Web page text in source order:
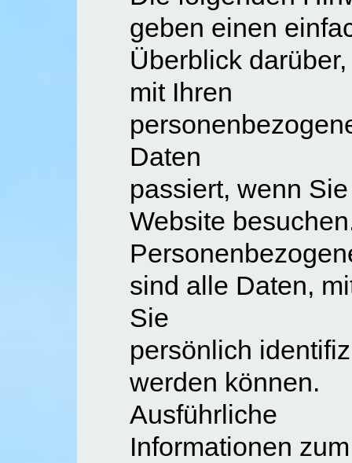
geben einen
Überblick
mit Ihren
Daten
passiert, wenn
Website
sind alle Daten,
Sie
persönlich
werden können.
Ausführliche
Informationen